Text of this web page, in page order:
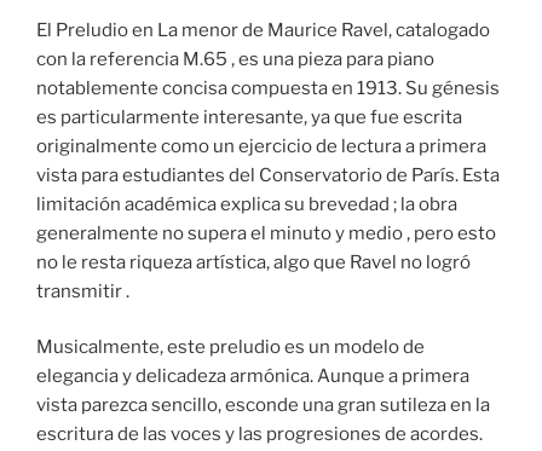
El Preludio en La menor de Maurice Ravel, catalogado
con la referencia M.65 , es una pieza para piano
notablemente concisa compuesta en 1913. Su génesis
es particularmente interesante, ya que fue escrita
originalmente como un ejercicio de lectura a primera
vista para estudiantes del Conservatorio de París. Esta
limitación académica explica su brevedad ; la obra
generalmente no supera el minuto y medio , pero esto
no le resta riqueza artística, algo que Ravel no logró
transmitir .
Musicalmente, este preludio es un modelo de
elegancia y delicadeza armónica. Aunque a primera
vista parezca sencillo, esconde una gran sutileza en la
escritura de las voces y las progresiones de acordes.